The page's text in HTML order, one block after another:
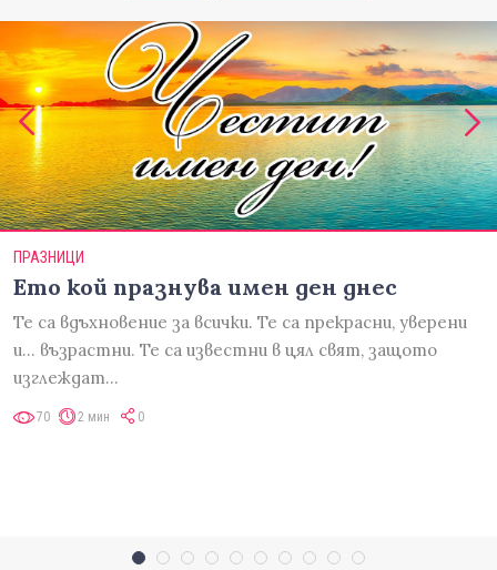
ПРАЗНИЦИ
Ето кой празнува имен ден днес
Те са вдъхновение за всички. Те са прекрасни, уверени
и... възрастни. Те са известни в цял свят, защото
изглеждат…
70 2 мин 0